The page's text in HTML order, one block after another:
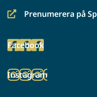
Prenumerera på
(siirryt
palveluun)
Facebook
(siirryt
palveluun)
Instagram
(siirryt